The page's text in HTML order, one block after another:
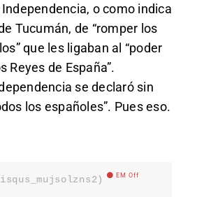
o como indica
Tucumán, de “romper los
que les ligaban al “poder
Reyes de España”.
se declaró sin
los españoles”. Pues eso.
EM Off